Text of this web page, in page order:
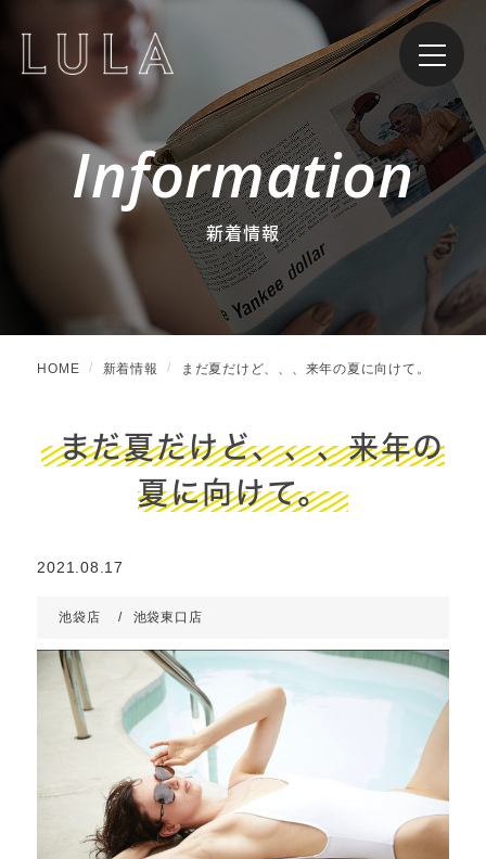
Information
新着情報
HOME 新着情報 まだ夏だけど、、、来年の夏に向けて。
まだ夏だけど、、、来年の
夏に向けて。
2021.08.17
池袋店 池袋東口店